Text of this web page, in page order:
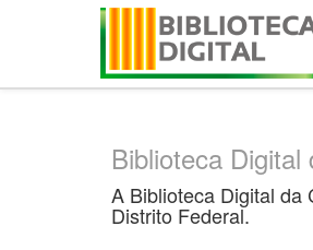
Biblioteca
A Biblioteca Digital da
Distrito Federal.